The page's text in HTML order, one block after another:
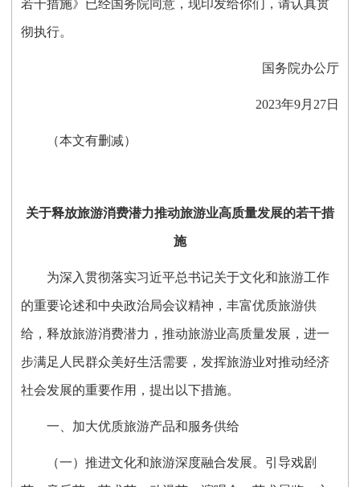
若干措施》已经国务院同意，现印发给你们，请认真贯
彻执行。
国务院办公厅
2023年9月27日
（本文有删减）
关于释放旅游消费潜力推动旅游业高质量发展的若干措
施
为深入贯彻落实习近平总书记关于文化和旅游工作
的重要论述和中央政治局会议精神，丰富优质旅游供
给，释放旅游消费潜力，推动旅游业高质量发展，进一
步满足人民群众美好生活需要，发挥旅游业对推动经济
社会发展的重要作用，提出以下措施。
一、加大优质旅游产品和服务供给
（一）推进文化和旅游深度融合发展。引导戏剧